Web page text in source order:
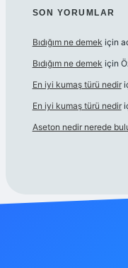
SON YORUMLAR
Bıdığım ne demek için
Bıdığım ne demek için
En iyi kumaş türü nedir
En iyi kumaş türü nedir
Aseton nedir nerede